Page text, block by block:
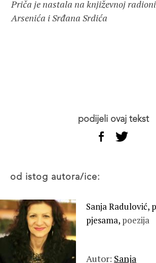
Priča je nastala na književnoj
Arsenića i Srđana Srdića
podijeli ovaj tekst
od istog autora/ice:
Sanja Radulović,
pjesama, poezija
Autor: Sanja